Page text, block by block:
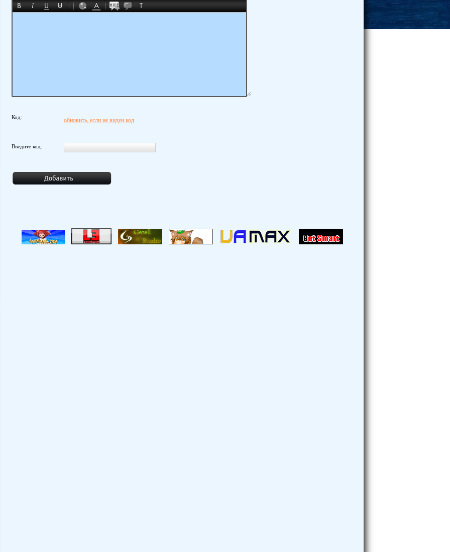
Код: обновить, если не виден код
Введите код: